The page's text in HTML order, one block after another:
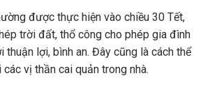
được thực hiện vào chiều 30 Tết,
trời đất, thổ công cho phép gia đình
thuận lợi, bình an. Đây cũng là cách thể
vị thần cai quản trong nhà.